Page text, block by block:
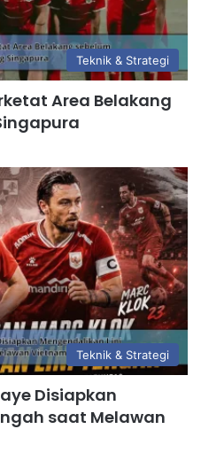
Teknik & Strategi
Area Belakang
Teknik & Strategi
Disiapkan
saat Melawan